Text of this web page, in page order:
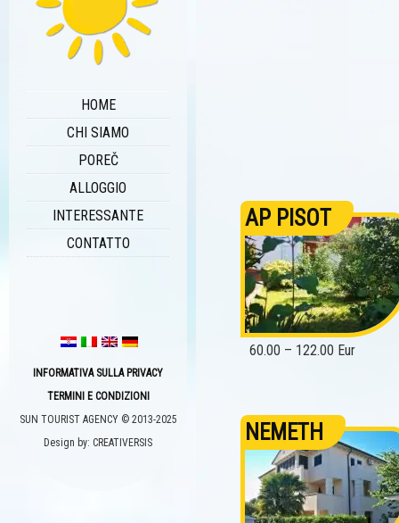
HOME
CHI SIAMO
POREČ
ALLOGGIO
INTERESSANTE
CONTATTO
INFORMATIVA SULLA PRIVACY
TERMINI E CONDIZIONI
SUN TOURIST AGENCY © 2013-2025
Design by: CREATIVERSIS
AP PISOT
60.00 – 122.00 Eur
NEMETH